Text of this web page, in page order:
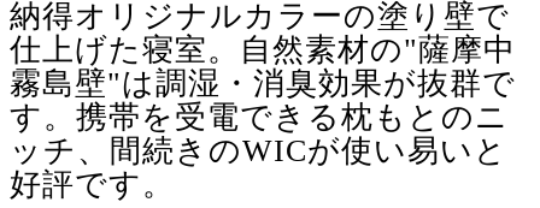
納得オリジナルカラーの塗り壁で
仕上げた寝室。自然素材の"薩摩中
霧島壁"は調湿・消臭効果が抜群で
す。携帯を受電できる枕もとのニ
ッチ、間続きのWICが使い易いと
好評です。